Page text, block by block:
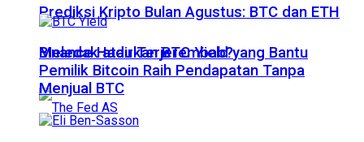
Prediksi Kripto Bulan Agustus: BTC dan ETH
Meledak atau Terjerembab?
Binance Hadirkan BTC Yield yang Bantu
Pemilik Bitcoin Raih Pendapatan Tanpa
Menjual BTC